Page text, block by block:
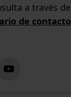
a través de
de contacto